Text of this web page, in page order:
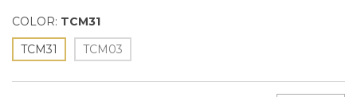
COLOR: TCM31
TCM31
TCM03